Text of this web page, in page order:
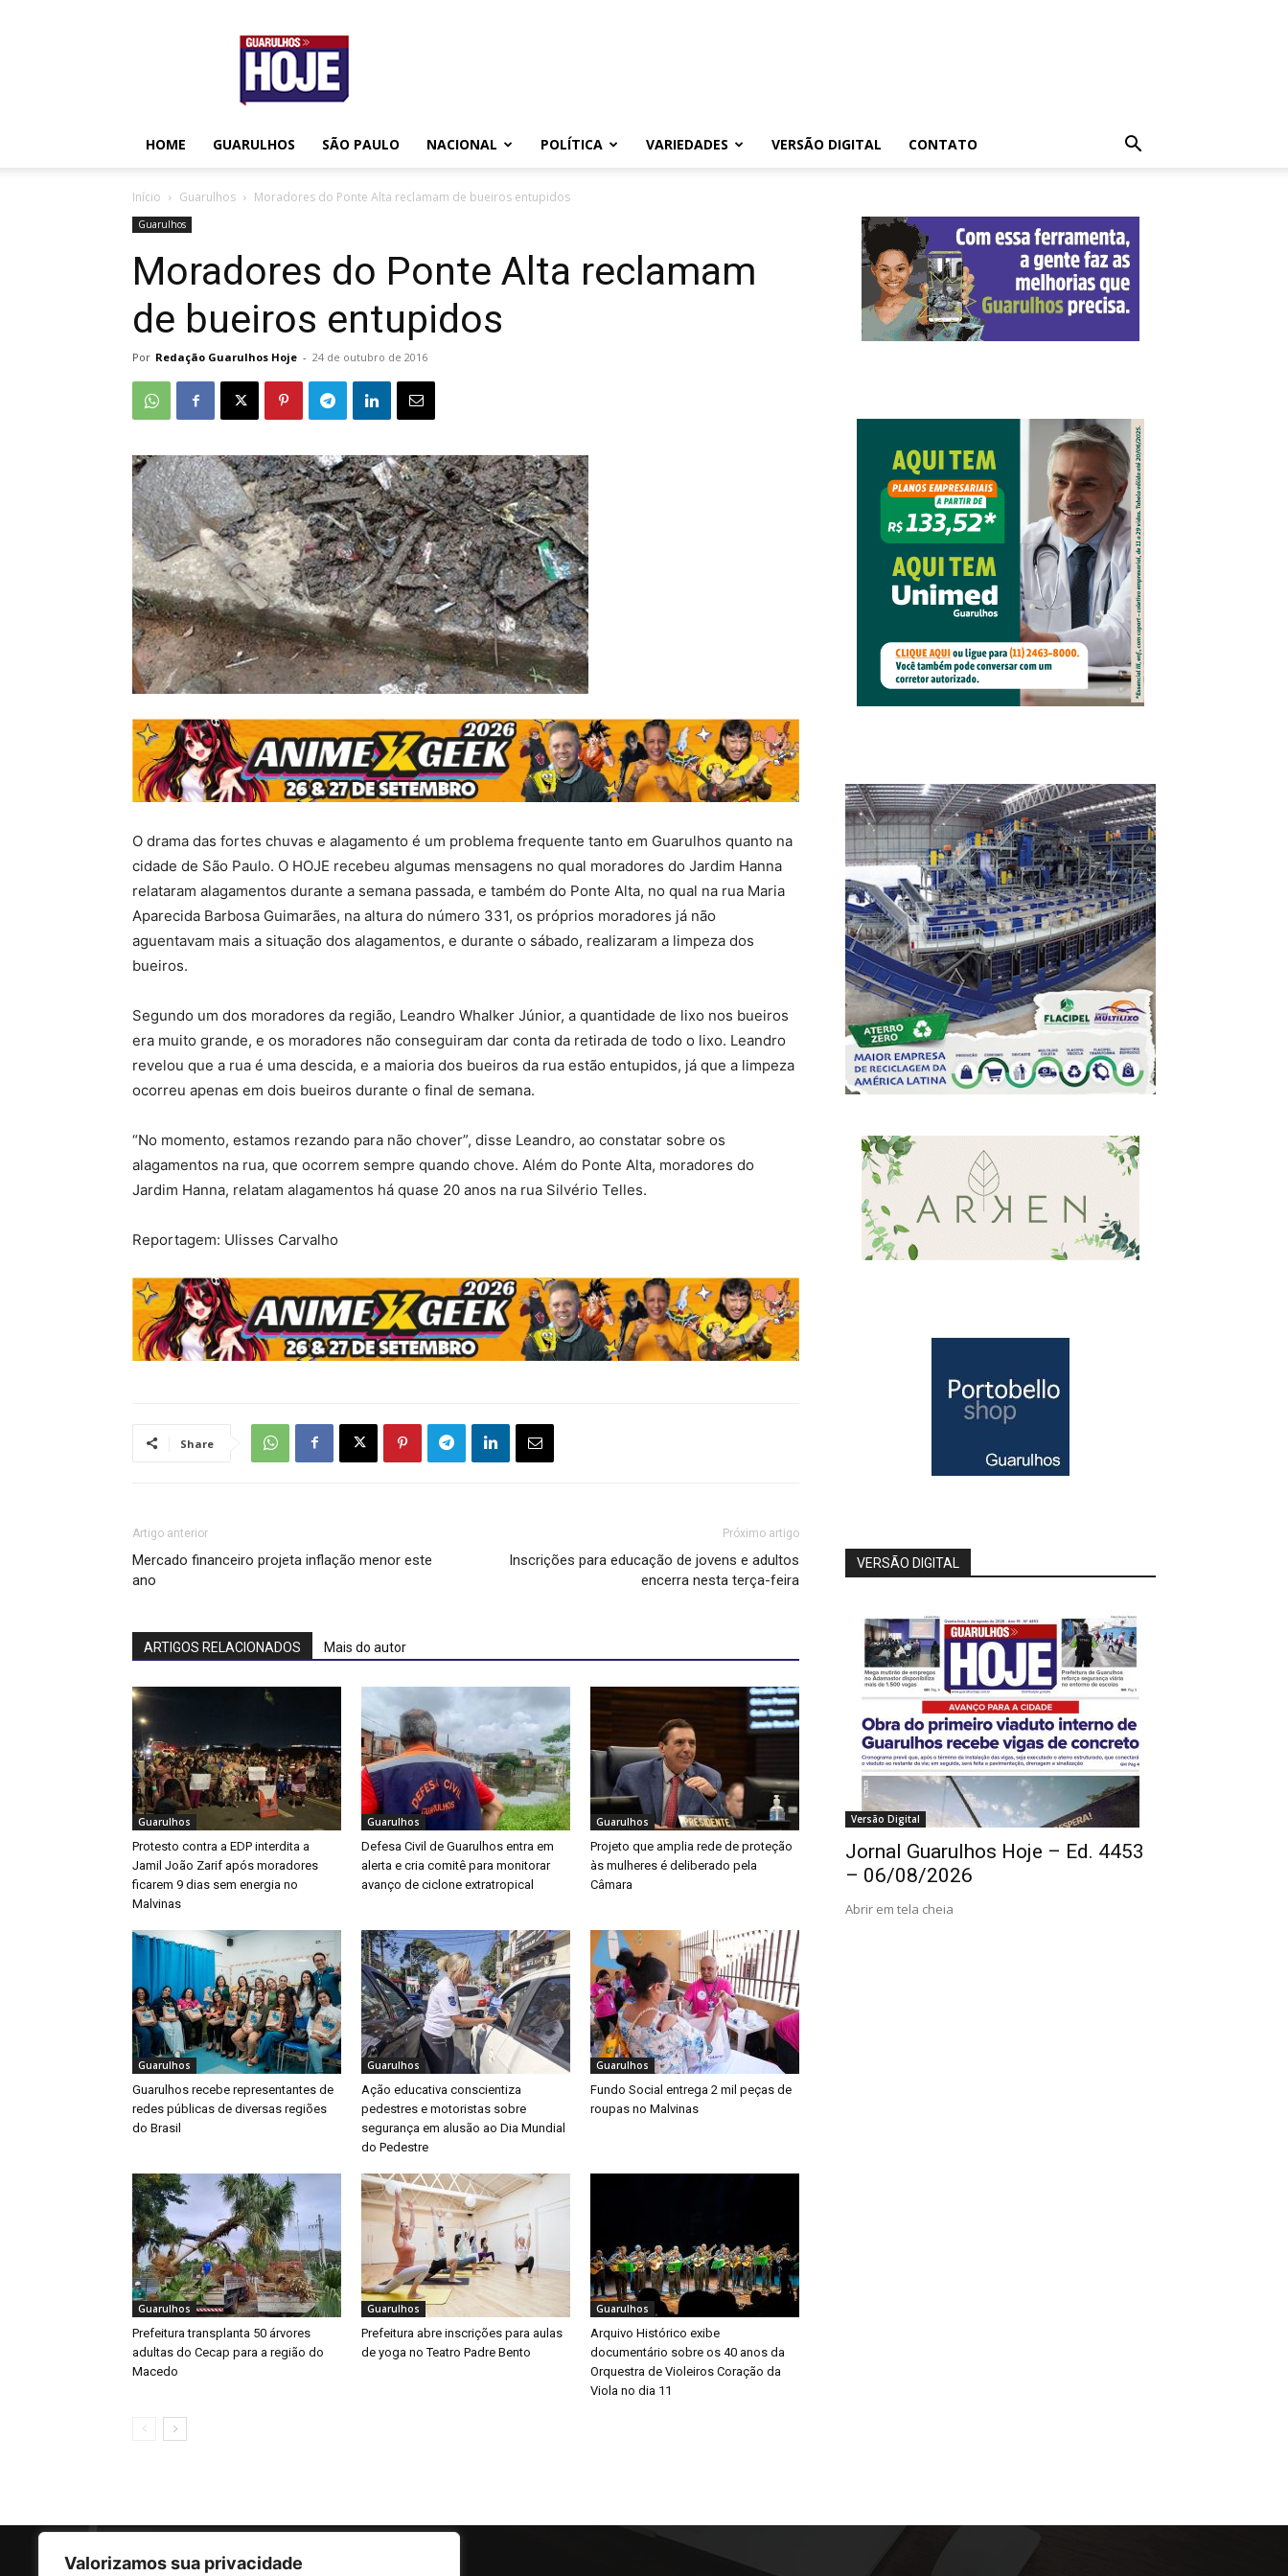
Valorizamos sua privacidade
Guarulhos
Hoje
HOME GUARULHOS SÃO PAULO NACIONAL POLÍTICA VARIEDADES VERSÃO DIGITAL CONTATO
Início Guarulhos Moradores do Ponte Alta reclamam de bueiros entupidos
Guarulhos
Moradores do Ponte Alta reclamam
de bueiros entupidos
Por Redação Guarulhos Hoje - 24 de outubro de 2016
O drama das fortes chuvas e alagamento é um problema frequente tanto em Guarulhos quanto na
cidade de São Paulo. O HOJE recebeu algumas mensagens no qual moradores do Jardim Hanna
relataram alagamentos durante a semana passada, e também do Ponte Alta, no qual na rua Maria
Aparecida Barbosa Guimarães, na altura do número 331, os próprios moradores já não
aguentavam mais a situação dos alagamentos, e durante o sábado, realizaram a limpeza dos
bueiros.
Segundo um dos moradores da região, Leandro Whalker Júnior, a quantidade de lixo nos bueiros
era muito grande, e os moradores não conseguiram dar conta da retirada de todo o lixo. Leandro
revelou que a rua é uma descida, e a maioria dos bueiros da rua estão entupidos, já que a limpeza
ocorreu apenas em dois bueiros durante o final de semana.
“No momento, estamos rezando para não chover”, disse Leandro, ao constatar sobre os
alagamentos na rua, que ocorrem sempre quando chove. Além do Ponte Alta, moradores do
Jardim Hanna, relatam alagamentos há quase 20 anos na rua Silvério Telles.
Reportagem: Ulisses Carvalho
Share
Artigo anterior
Mercado financeiro projeta inflação menor este
ano
Próximo artigo
Inscrições para educação de jovens e adultos
encerra nesta terça-feira
ARTIGOS RELACIONADOS Mais do autor
Guarulhos
Protesto contra a EDP interdita a
Jamil João Zarif após moradores
ficarem 9 dias sem energia no
Malvinas
Guarulhos
Defesa Civil de Guarulhos entra em
alerta e cria comitê para monitorar
avanço de ciclone extratropical
Guarulhos
Projeto que amplia rede de proteção
às mulheres é deliberado pela
Câmara
Guarulhos
Guarulhos recebe representantes de
redes públicas de diversas regiões
do Brasil
Guarulhos
Ação educativa conscientiza
pedestres e motoristas sobre
segurança em alusão ao Dia Mundial
do Pedestre
Guarulhos
Fundo Social entrega 2 mil peças de
roupas no Malvinas
Guarulhos
Prefeitura transplanta 50 árvores
adultas do Cecap para a região do
Macedo
Guarulhos
Prefeitura abre inscrições para aulas
de yoga no Teatro Padre Bento
Guarulhos
Arquivo Histórico exibe
documentário sobre os 40 anos da
Orquestra de Violeiros Coração da
Viola no dia 11
VERSÃO DIGITAL
Versão Digital
Jornal Guarulhos Hoje – Ed. 4453
– 06/08/2026
Abrir em tela cheia